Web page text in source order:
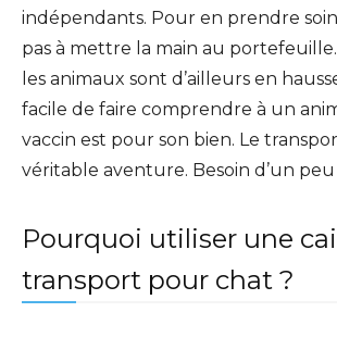
indépendants. Pour en prendre
pas à mettre la main au
les animaux sont d’ailleurs en
facile de faire comprendre à un
vaccin est pour son bien. Le
véritable aventure. Besoin d’un peu
Pourquoi utiliser une
transport pour chat ?